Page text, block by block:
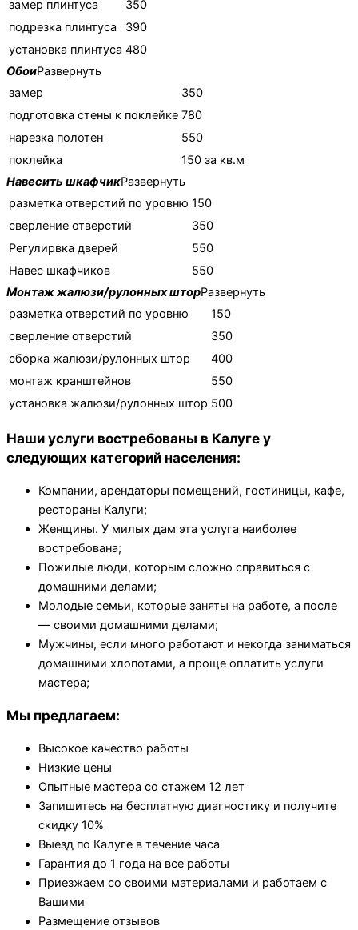
замер плинтуса
350
подрезка плинтуса
390
установка плинтуса 480
ОбоиРазвернуть
замер
350
подготовка стены к поклейке 780
нарезка полотен
550
поклейка
150 за кв.м
Навесить шкафчикРазвернуть
разметка отверстий по уровню 150
cверление отверстий
350
Регулирвка дверей
550
Навес шкафчиков
550
Монтаж жалюзи/рулонных шторРазвернуть
разметка отверстий по уровню
150
cверление отверстий
350
сборка жалюзи/рулонных штор
400
монтaж крaнштейнoв
550
установка жалюзи/рулонных штор 500
Наши услуги востребованы в Калуге у
следующих категорий населения:
Компании, арендаторы помещений, гостиницы, кафе,
рестораны Калуги;
Женщины. У милых дам эта услуга наиболее
востребована;
Пожилые люди, которым сложно справиться с
домашними делами;
Молодые семьи, которые заняты на работе, а после
— своими домашними делами;
Мужчины, если много работают и некогда заниматься
домашними хлопотами, а проще оплатить услуги
мастера;
Мы предлагаем:
Высокое качество работы
Низкие цены
Опытные мастера со стажем 12 лет
Запишитесь на бесплатную диагностику и получите
скидку 10%
Выезд по Калуге в течение часа
Гарантия до 1 года на все работы
Приезжаем со своими материалами и работаем с
Вашими
Размещение отзывов